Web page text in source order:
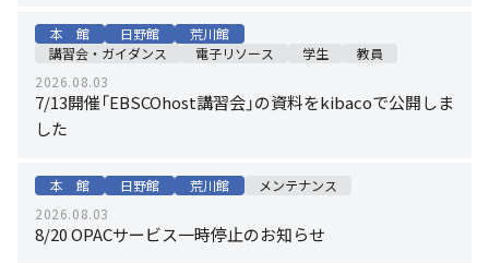
本 館 日野館
荒川館
講習会・ガイダンス
電子リソース 学生 教員
7/13開催「EBSCOhost講習会」の資料をkibacoで公開しま
した
2026.08.03
本 館 日野館 荒川館 メンテナンス
8/20 OPACサービス一時停止のお知らせ
2026.08.03